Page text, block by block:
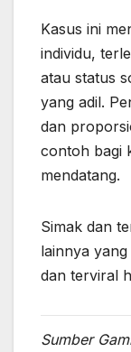
Kasus ini
individu,
atau status
yang adil.
dan
contoh bagi
mendatang.
Simak dan
lainnya
dan terviral
Sumber